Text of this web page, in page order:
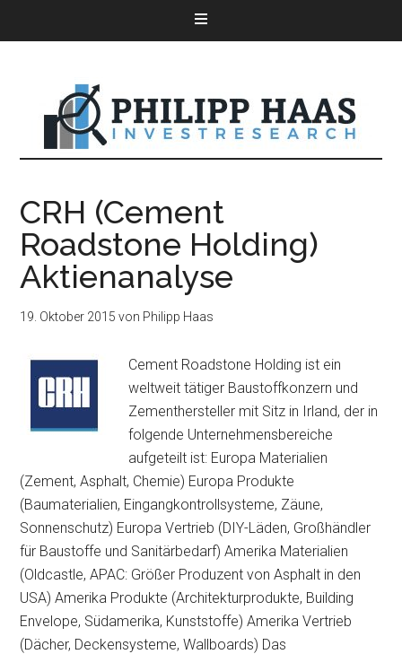
CRH (Cement
Roadstone Holding)
Aktienanalyse
19. Oktober 2015 von Philipp Haas
Cement Roadstone Holding ist ein
weltweit tätiger Baustoffkonzern und
Zementhersteller mit Sitz in Irland, der in
folgende Unternehmensbereiche
aufgeteilt ist: Europa Materialien
(Zement, Asphalt, Chemie) Europa Produkte
(Baumaterialien, Eingangkontrollsysteme, Zäune,
Sonnenschutz) Europa Vertrieb (DIY-Läden, Großhändler
für Baustoffe und Sanitärbedarf) Amerika Materialien
(Oldcastle, APAC: Größer Produzent von Asphalt in den
USA) Amerika Produkte (Architekturprodukte, Building
Envelope, Südamerika, Kunststoffe) Amerika Vertrieb
(Dächer, Deckensysteme, Wallboards) Das